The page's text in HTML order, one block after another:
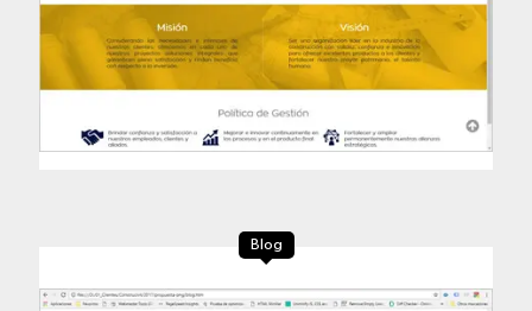
Blog